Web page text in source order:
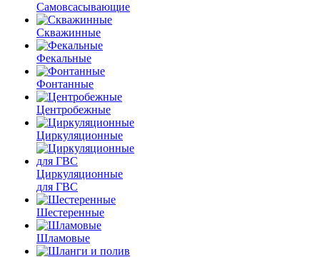
Самовсасывающие
Скважинные
Фекальные
Фонтанные
Центробежные
Циркуляционные
Циркуляционные
для ГВС
Шестеренные
Шламовые